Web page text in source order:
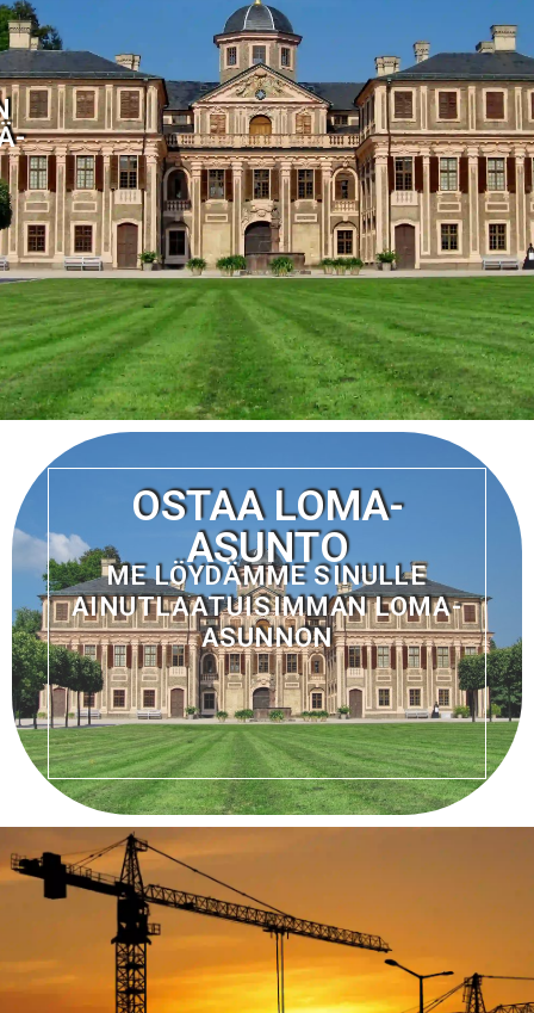
OSTAA LOMA-
ASUNTO
ME LÖYDÄMME SINULLE
AINUTLAATUISIMMAN LOMA-
ASUNNON